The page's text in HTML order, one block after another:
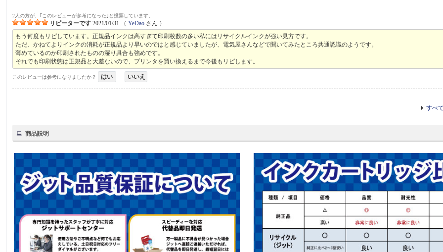
2人の方が、｢このレビューが参考になった｣と投票しています。
リピーターです 2021/01/31 （YeDao さん ）
もう何度もリピしています。正規品インクは高すぎて印刷枚数の多い私にはリサイクルインクが強い見方です。
ただ、かねてよりインクの消耗が正規品より早いのではと感じていましたが、電気屋さんなどで聞いてみたところ共通認識のようです。
薄めているのか印刷されたものの湿り具合も強めです。
それでも印刷状態は正規品と大差ないので、プリンタを買い換えるまで今後もリピします。
このレビューは参考になりましたか？ はい いいえ
すべ
商品説明